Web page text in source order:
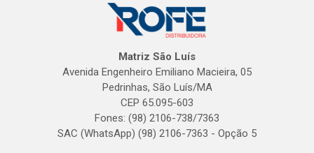
Matriz São Luís
Avenida Engenheiro Emiliano Macieira, 05
Pedrinhas, São Luís/MA
CEP 65.095-603
Fones: (98) 2106-738/7363
SAC (WhatsApp) (98) 2106-7363 - Opção 5